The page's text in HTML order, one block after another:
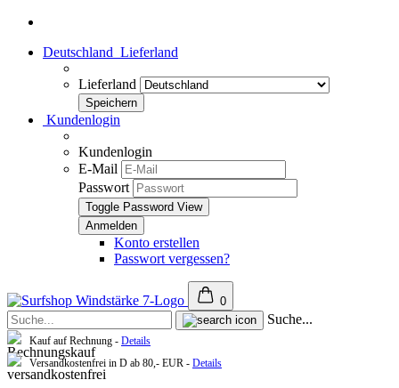
Deutschland Lieferland
Lieferland
Kundenlogin
Kundenlogin
E-Mail
Passwort
Toggle Password View
Konto erstellen
Passwort vergessen?
0
Suche...
Kauf auf Rechnung - Details
Versandkostenfrei in D ab 80,- EUR - Details